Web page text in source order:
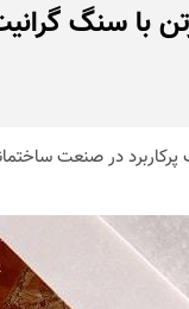
با سنگ
پرکاربرد در صنعت